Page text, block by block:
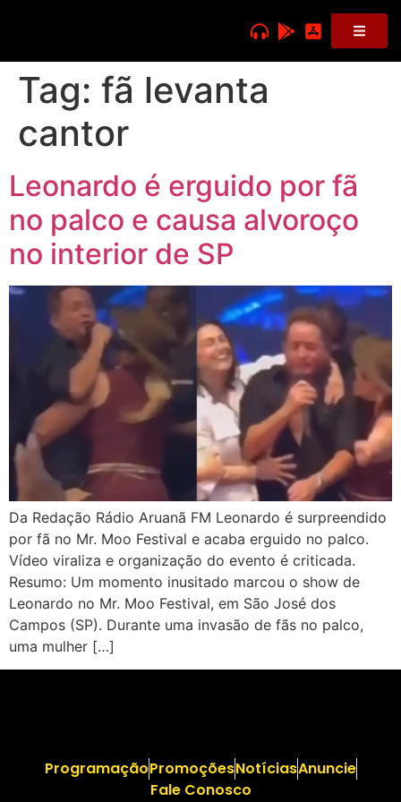
Tag: fã levanta
cantor
Leonardo é erguido por fã
no palco e causa alvoroço
no interior de SP
Da Redação Rádio Aruanã FM Leonardo é surpreendido
por fã no Mr. Moo Festival e acaba erguido no palco.
Vídeo viraliza e organização do evento é criticada.
Resumo: Um momento inusitado marcou o show de
Leonardo no Mr. Moo Festival, em São José dos
Campos (SP). Durante uma invasão de fãs no palco,
uma mulher […]
ProgramaçãoPromoçõesNotíciasAnuncie
Fale Conosco